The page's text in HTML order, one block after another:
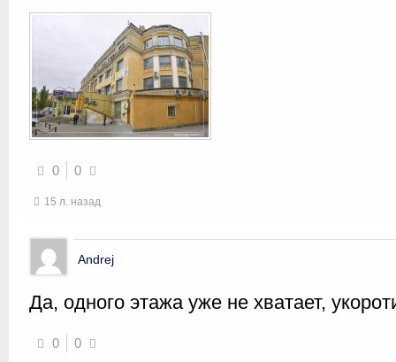
0 0
15 л. назад
Andrej
Да, одного этажа уже не хватает,
0 0